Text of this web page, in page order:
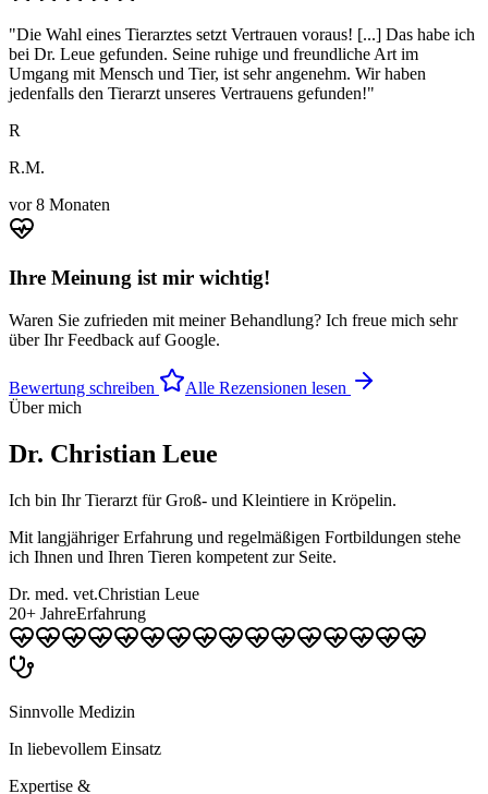
"Die Wahl eines Tierarztes setzt Vertrauen voraus! [...] Das habe ich
bei Dr. Leue gefunden. Seine ruhige und freundliche Art im
Umgang mit Mensch und Tier, ist sehr angenehm. Wir haben
jedenfalls den Tierarzt unseres Vertrauens gefunden!"
R
R.M.
vor 8 Monaten
Ihre Meinung ist mir wichtig!
Waren Sie zufrieden mit meiner Behandlung? Ich freue mich sehr
über Ihr Feedback auf Google.
Bewertung schreiben
Alle Rezensionen lesen
Über mich
Dr. Christian Leue
Ich bin Ihr Tierarzt für Groß- und Kleintiere in Kröpelin.
Mit langjähriger Erfahrung und regelmäßigen Fortbildungen stehe
ich Ihnen und Ihren Tieren kompetent zur Seite.
Dr. med. vet.Christian Leue
20+ JahreErfahrung
Sinnvolle Medizin
In liebevollem Einsatz
Expertise &